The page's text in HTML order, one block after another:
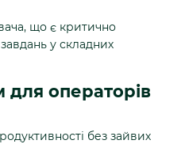
що є критично
у складних
операторів
без зайвих